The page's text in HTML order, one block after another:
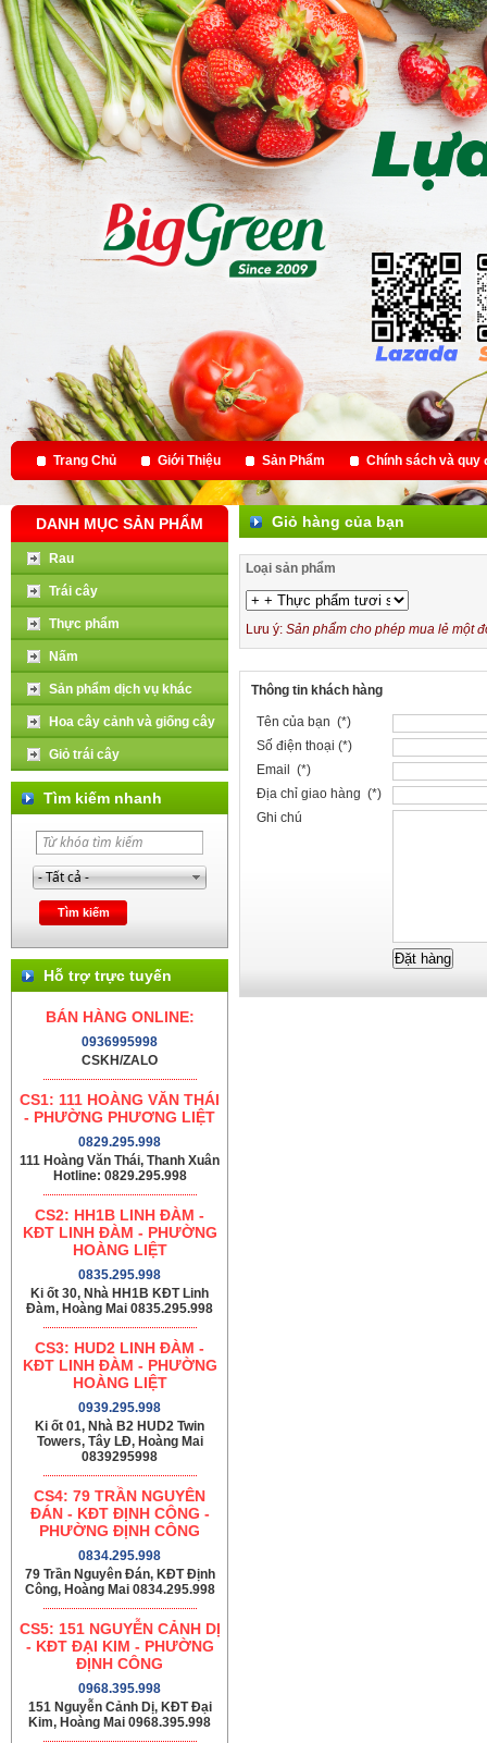
Trang Chủ Giới Thiệu Sản Phẩm Chính sách và quy
DANH MỤC SẢN PHẨM
Rau
Trái cây
Thực phẩm
Nấm
Sản phẩm dịch vụ khác
Hoa cây cảnh và giống cây
Giỏ trái cây
Tìm kiếm nhanh
Hỗ trợ trực tuyến
BÁN HÀNG ONLINE:
0936995998
CSKH/ZALO
CS1: 111 HOÀNG VĂN THÁI
- PHƯỜNG PHƯƠNG LIỆT
0829.295.998
111 Hoàng Văn Thái, Thanh Xuân
Hotline: 0829.295.998
CS2: HH1B LINH ĐÀM -
KĐT LINH ĐÀM - PHƯỜNG
HOÀNG LIỆT
0835.295.998
Ki ốt 30, Nhà HH1B KĐT Linh
Đàm, Hoàng Mai 0835.295.998
CS3: HUD2 LINH ĐÀM -
KĐT LINH ĐÀM - PHƯỜNG
HOÀNG LIỆT
0939.295.998
Ki ốt 01, Nhà B2 HUD2 Twin
Towers, Tây LĐ, Hoàng Mai
0839295998
CS4: 79 TRẦN NGUYÊN
ĐÁN - KĐT ĐỊNH CÔNG -
PHƯỜNG ĐỊNH CÔNG
0834.295.998
79 Trần Nguyên Đán, KĐT Định
Công, Hoàng Mai 0834.295.998
CS5: 151 NGUYỄN CẢNH DỊ
- KĐT ĐẠI KIM - PHƯỜNG
ĐỊNH CÔNG
0968.395.998
151 Nguyễn Cảnh Dị, KĐT Đại
Kim, Hoàng Mai 0968.395.998
Giỏ hàng của bạn
Loại sản phẩm
Lưu ý: Sản phẩm cho phép mua lẻ một
Thông tin khách hàng
Tên của bạn (*)
Số điện thoại (*)
Email (*)
Địa chỉ giao hàng (*)
Ghi chú